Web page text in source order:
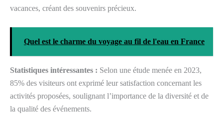
vacances, créant des souvenirs précieux.
Quel est le charme du voyage au fil de l'eau en France
Statistiques intéressantes : Selon une étude menée en 2023,
85% des visiteurs ont exprimé leur satisfaction concernant les
activités proposées, soulignant l’importance de la diversité et de
la qualité des événements.